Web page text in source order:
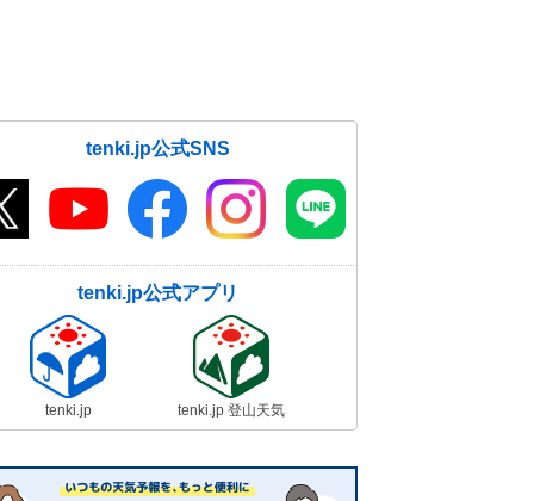
tenki.jp公式SNS
tenki.jp公式アプリ
tenki.jp tenki.jp 登山天気